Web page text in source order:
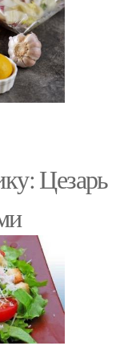
Цезарь